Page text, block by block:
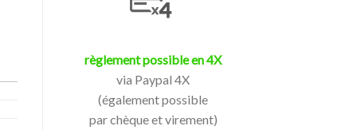
règlement possible en 4X
via Paypal 4X
(également possible
par chèque et virement)